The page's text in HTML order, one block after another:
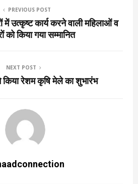
PREVIOUS POST
में उत्कृष्ट कार्य करने वाली महिलाओं व
को किया गया सम्मानित
NEXT POST
किया रेशम कृषि मेले का शुभारंभ